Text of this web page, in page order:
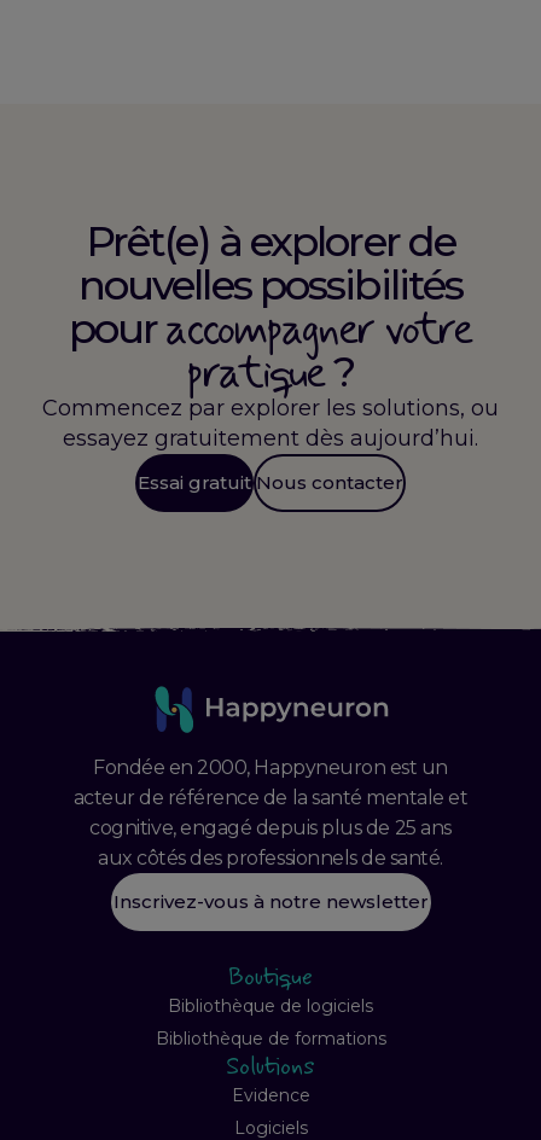
Prêt(e) à explorer de
nouvelles possibilités
pouraccompagner votre
pratique?
Commencez par explorer les solutions, ou
essayez gratuitement dès aujourd’hui.
Essai gratuit Nous contacter
Fondée en 2000, Happyneuron est un
acteur de référence de la santé mentale et
cognitive, engagé depuis plus de 25 ans
aux côtés des professionnels de santé.
Inscrivez-vous à notre newsletter
Boutique
Bibliothèque de logiciels
Bibliothèque de formations
Solutions
Evidence
Logiciels